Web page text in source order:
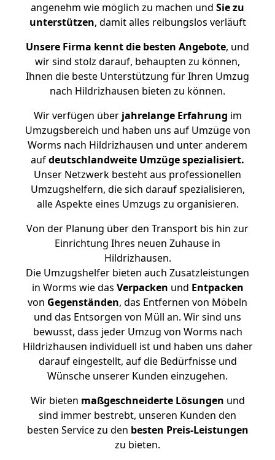
angenehm wie möglich zu machen und Sie zu
unterstützen, damit alles reibungslos verläuft
Unsere Firma kennt die besten Angebote, und
wir sind stolz darauf, behaupten zu können,
Ihnen die beste Unterstützung für Ihren Umzug
nach Hildrizhausen bieten zu können.
Wir verfügen überjahrelange Erfahrung im
Umzugsbereich und haben uns auf Umzüge von
Worms nach Hildrizhausen und unter anderem
aufdeutschlandweite Umzüge spezialisiert.
Unser Netzwerk besteht aus professionellen
Umzugshelfern, die sich darauf spezialisieren,
alle Aspekte eines Umzugs zu organisieren.
Von der Planung über den Transport bis hin zur
Einrichtung Ihres neuen Zuhause in
Hildrizhausen.
Die Umzugshelfer bieten auch Zusatzleistungen
in Worms wie das Verpacken und Entpacken
von Gegenständen, das Entfernen von Möbeln
und das Entsorgen von Müll an. Wir sind uns
bewusst, dass jeder Umzug von Worms nach
Hildrizhausen individuell ist und haben uns daher
darauf eingestellt, auf die Bedürfnisse und
Wünsche unserer Kunden einzugehen.
Wir bieten maßgeschneiderte Lösungen und
sind immer bestrebt, unseren Kunden den
besten Service zu den besten Preis-Leistungen
zu bieten.